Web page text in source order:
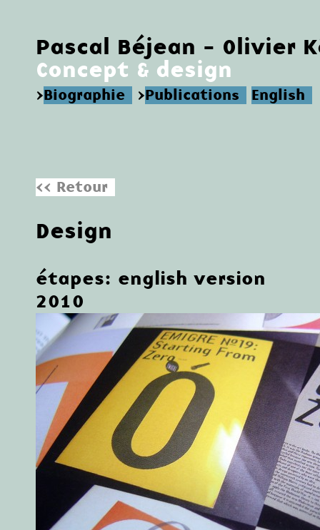
Pascal Béjean - Olivier
Concept & design
>Biographie >Publications English
<< Retour
Design
étapes: english version
2010